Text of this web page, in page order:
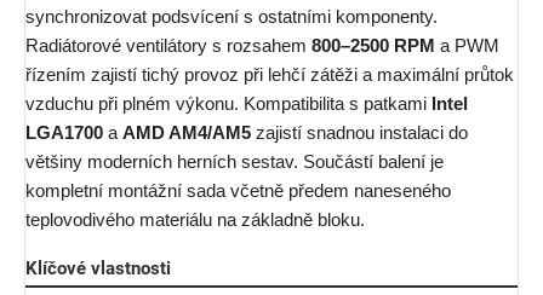
synchronizovat podsvícení s ostatními komponenty.
Radiátorové ventilátory s rozsahem 800–2500 RPM a PWM
řízením zajistí tichý provoz při lehčí zátěži a maximální průtok
vzduchu při plném výkonu. Kompatibilita s patkami Intel
LGA1700 aAMD AM4/AM5 zajistí snadnou instalaci do
většiny moderních herních sestav. Součástí balení je
kompletní montážní sada včetně předem naneseného
teplovodivého materiálu na základně bloku.
Klíčové vlastnosti